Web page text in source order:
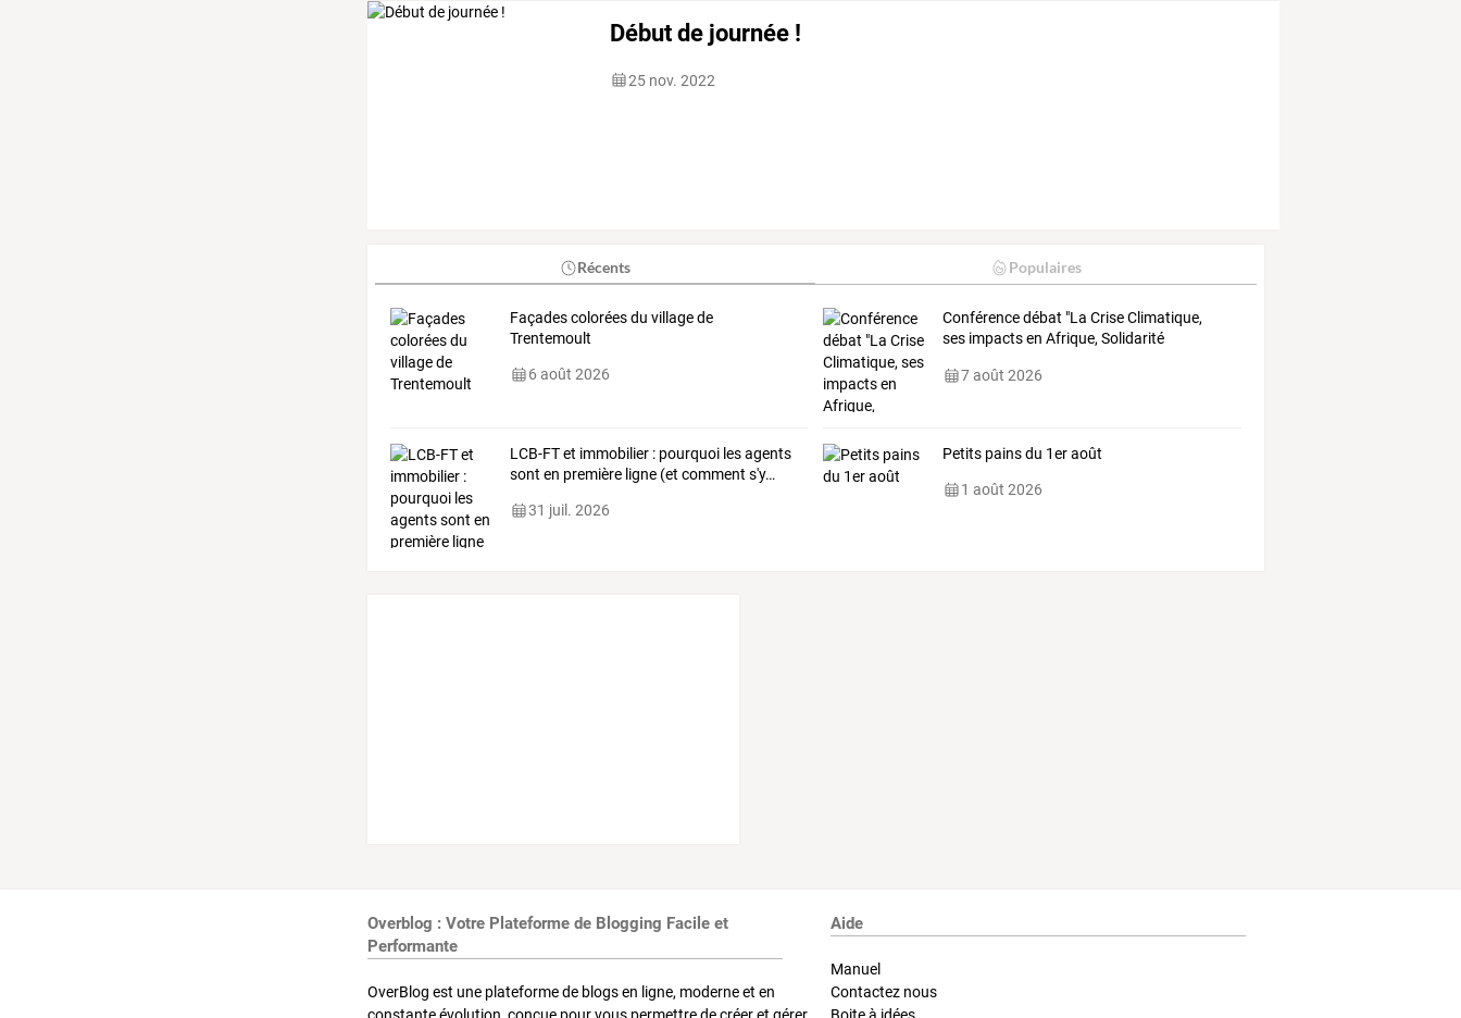
Début de journée !
25 nov. 2022
Récents Populaires
Façades colorées du village de
Trentemoult
6 août 2026
Conférence débat "La Crise Climatique,
ses impacts en Afrique, Solidarité
7 août 2026
LCB-FTet immobilier:pourquoilesagents
sont en premièreligne(et comment s'y…
31 juil. 2026
Petits pains du 1er août
1 août 2026
Overblog : Votre Plateforme de Blogging Facile et
Performante
OverBlog est une plateforme de blogs en ligne, moderne et en
Aide
Manuel
Contactez nous